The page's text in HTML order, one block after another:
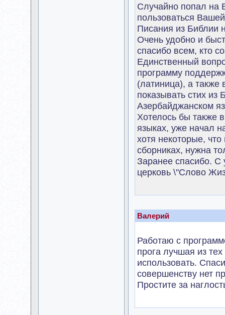
Случайно попал на
пользоваться
Писания из Библии
Очень удобно и
спасибо всем, кто
Единственный
программу
(латиница), а также
показывать стих из
Азербайджанском
Хотелось бы также
языках, уже начал
хотя некоторые,
сборниках, нужна
Заранее спасибо. С
церковь \"Слово
Валерий
Работаю с
прога лучшая из
использовать.
совершенству нет
Простите за